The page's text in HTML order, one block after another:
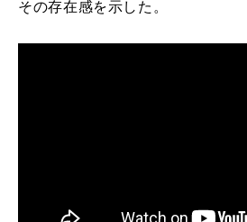
その存在感を示した。